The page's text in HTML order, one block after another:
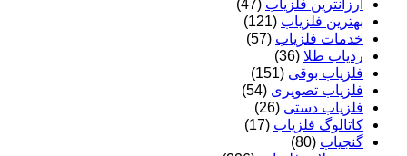
ارزانترین فلزیاب (47)
بهترین فلزیاب (121)
خدمات فلزیاب (57)
ردیاب طلا (36)
فلزیاب بوقی (151)
فلزیاب تصویری (54)
فلزیاب دستی (26)
کاتالوگ فلزیاب (17)
گنجیاب (80)